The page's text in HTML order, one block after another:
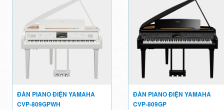
ĐÀN PIANO ĐIỆN YAMAHA
CVP-809GPWH
ĐÀN PIANO ĐIỆN YAMAHA
CVP-809GP